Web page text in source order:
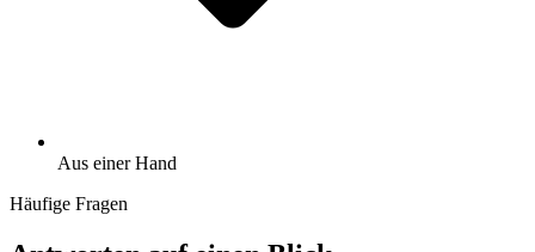
Aus einer Hand
Häufige Fragen